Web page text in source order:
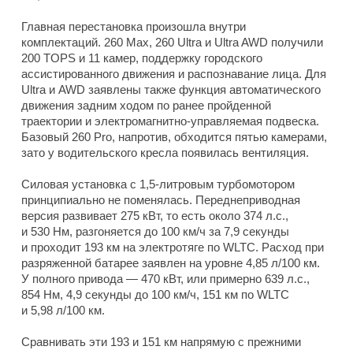
Главная перестановка произошла внутри
комплектаций. 260 Max, 260 Ultra и Ultra AWD получили
200 TOPS и 11 камер, поддержку городского
ассистированного движения и распознавание лица. Для
Ultra и AWD заявлены также функция автоматического
движения задним ходом по ранее пройденной
траектории и электромагнитно-управляемая подвеска.
Базовый 260 Pro, напротив, обходится пятью камерами,
зато у водительского кресла появилась вентиляция.
Силовая установка с 1,5-литровым турбомотором
принципиально не поменялась. Переднеприводная
версия развивает 275 кВт, то есть около 374 л.с.,
и 530 Нм, разгоняется до 100 км/ч за 7,9 секунды
и проходит 193 км на электротяге по WLTC. Расход при
разряженной батарее заявлен на уровне 4,85 л/100 км.
У полного привода — 470 кВт, или примерно 639 л.с.,
854 Нм, 4,9 секунды до 100 км/ч, 151 км по WLTC
и 5,98 л/100 км.
Сравнивать эти 193 и 151 км напрямую с прежними